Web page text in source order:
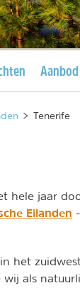
Aanbod
> Tenerife
hele jaar
Eilanden
het
als